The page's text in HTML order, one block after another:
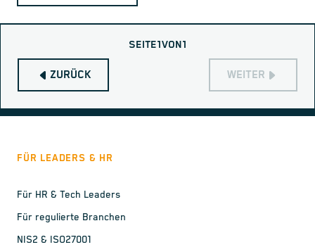
ZURÜCK
SEITE1VON1
WEITER
FÜR LEADERS & HR
Für HR & Tech Leaders
Für regulierte Branchen
NIS2 & ISO27001